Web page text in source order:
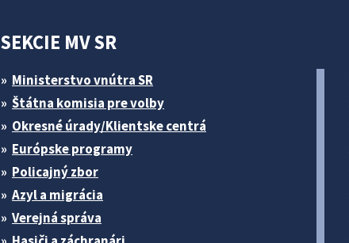
SEKCIE MV SR
Ministerstvo vnútra SR
Štátna komisia pre volby
Okresné úrady/Klientske centrá
Európske programy
Policajný zbor
Azyl a migrácia
Verejná správa